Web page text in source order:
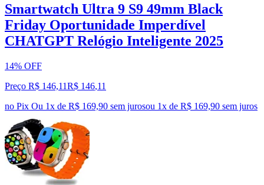
Smartwatch Ultra 9 S9 49mm Black
Friday Oportunidade Imperdível
CHATGPT Relógio Inteligente 2025
14% OFF
Preço R$ 146,11R$ 146,11
no Pix Ou 1x de R$ 169,90 sem jurosou 1x de R$ 169,90 sem juros